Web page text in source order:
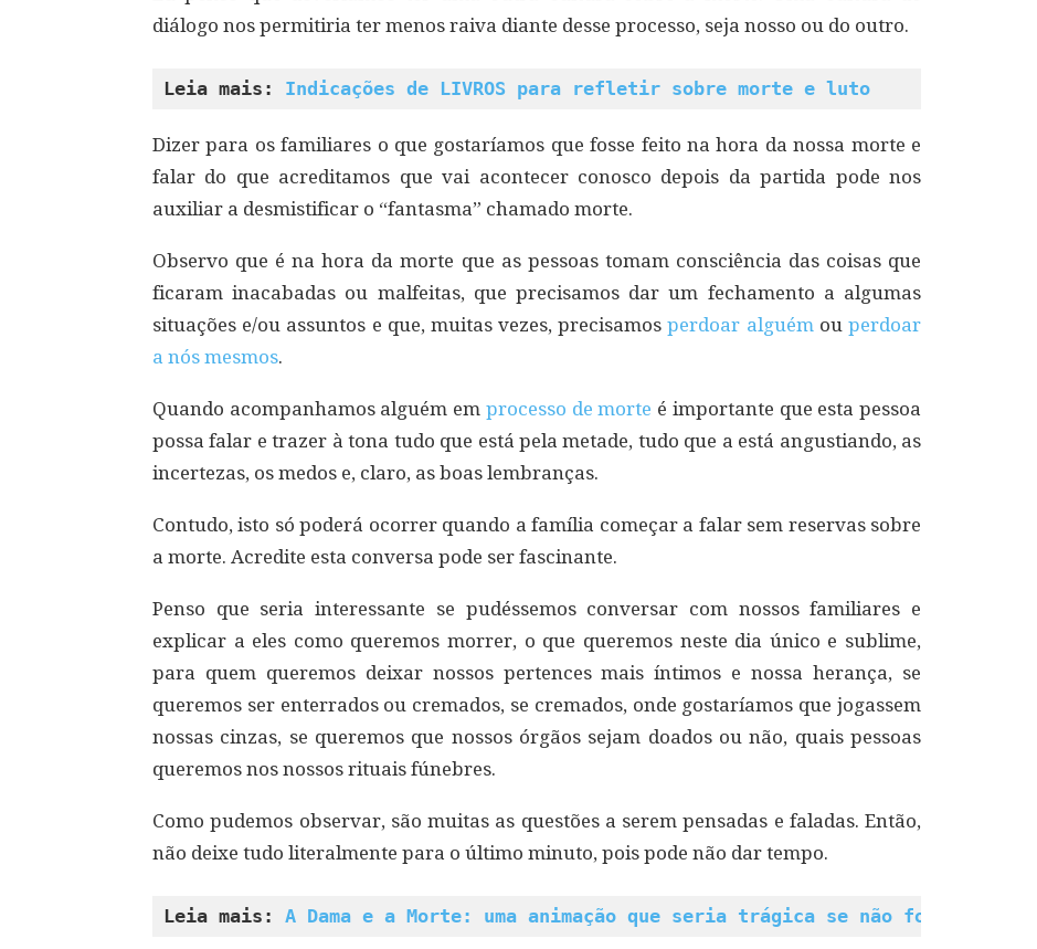
diálogo nos permitiria ter menos raiva diante desse processo, seja nosso ou do outro.
Leia mais: Indicações de LIVROS para refletir sobre morte e luto
Dizer para os familiares o que gostaríamos que fosse feito na hora da nossa morte e
falar do que acreditamos que vai acontecer conosco depois da partida pode nos
auxiliar a desmistificar o “fantasma” chamado morte.
Observo que é na hora da morte que as pessoas tomam consciência das coisas que
ficaram inacabadas ou malfeitas, que precisamos dar um fechamento a algumas
situações e/ou assuntos e que, muitas vezes, precisamosperdoar alguémouperdoar
a nós mesmos.
Quando acompanhamos alguém em processo de morte é importante que esta pessoa
possa falar e trazer à tona tudo que está pela metade, tudo que a está angustiando, as
incertezas, os medos e, claro, as boas lembranças.
Contudo, isto só poderá ocorrer quando a família começar a falar sem reservas sobre
a morte. Acredite esta conversa pode ser fascinante.
Penso que seria interessante se pudéssemos conversar com nossos familiares e
explicar a eles como queremos morrer, o que queremos neste dia único e sublime,
para quem queremos deixar nossos pertences mais íntimos e nossa herança, se
queremos ser enterrados ou cremados, se cremados, onde gostaríamos que jogassem
nossas cinzas, se queremos que nossos órgãos sejam doados ou não, quais pessoas
queremos nos nossos rituais fúnebres.
Como pudemos observar, são muitas as questões a serem pensadas e faladas. Então,
não deixe tudo literalmente para o último minuto, pois pode não dar tempo.
Leia mais: A Dama e a Morte: uma animação que seria trágica se não fosse cômica!